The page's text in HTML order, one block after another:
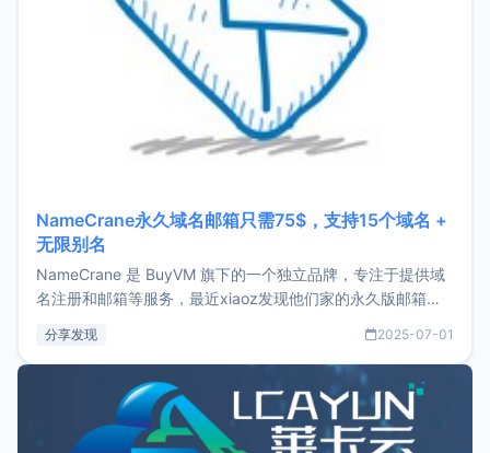
NameCrane永久域名邮箱只需75$，支持15个域名 +
无限别名
NameCrane 是 BuyVM 旗下的一个独立品牌，专注于提供域
名注册和邮箱等服务，最近xiaoz发现他们家的永久版邮箱服
又实惠的域名邮箱，不妨尝试一下 NameCrane。注册
NameCraneNameCrane不支持直接注册，必须要购买
分享发现 2025-07-01